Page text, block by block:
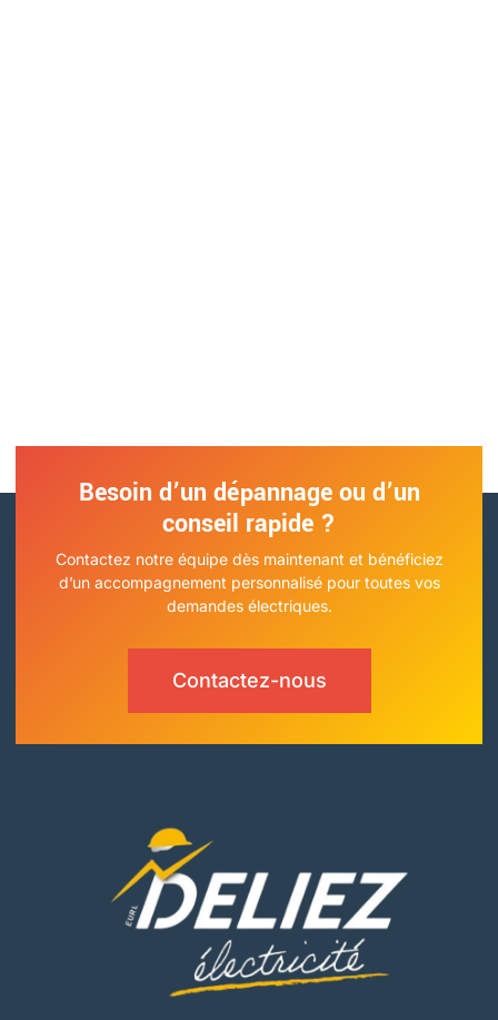
Besoin d’un dépannage ou d’un
conseil rapide ?
Contactez notre équipe dès maintenant et bénéficiez
d’un accompagnement personnalisé pour toutes vos
demandes électriques.
Contactez-nous